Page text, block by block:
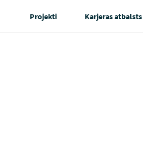
Projekti Karjeras atbalsts